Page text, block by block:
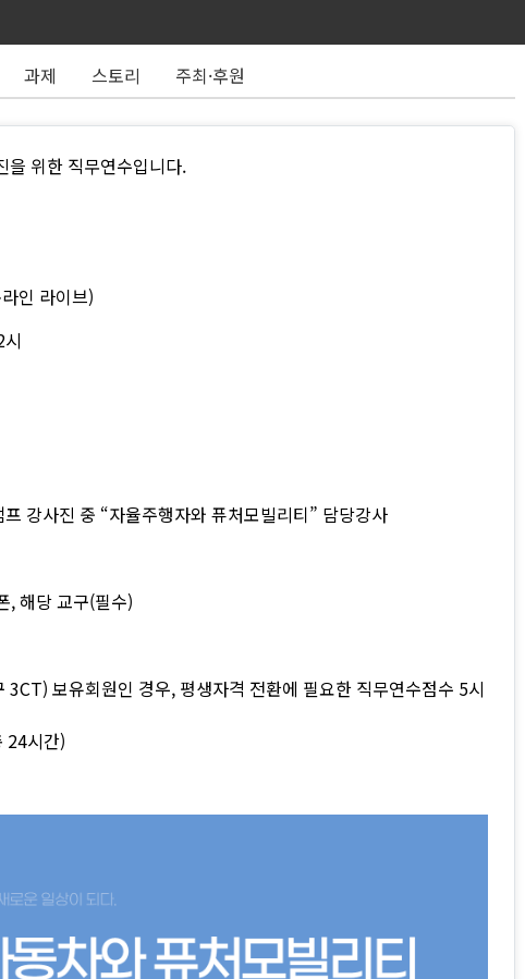
과제 스토리 주최·후원
을 위한 직무연수입니다.
인 라이브)
강사진 중 “자율주행자와 퓨처모빌리티” 담당강사
, 해당 교구(필수)
3CT) 보유회원인 경우, 평생자격 전환에 필요한 직무연수점수 5시
24시간)